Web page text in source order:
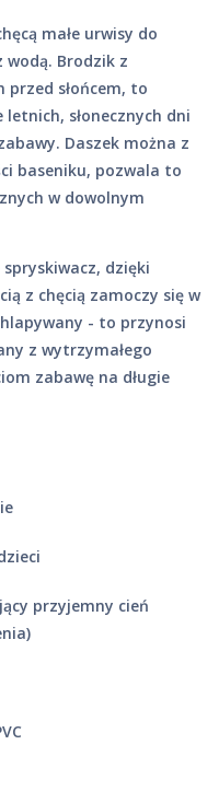
małe urwisy do
wodą. Brodzik z
słońcem, to
słonecznych dni
Daszek można z
baseniku, pozwala to
w dowolnym
dzięki
z chęcią zamoczy się w
- to przynosi
z wytrzymałego
zabawę na długie
przyjemny cień